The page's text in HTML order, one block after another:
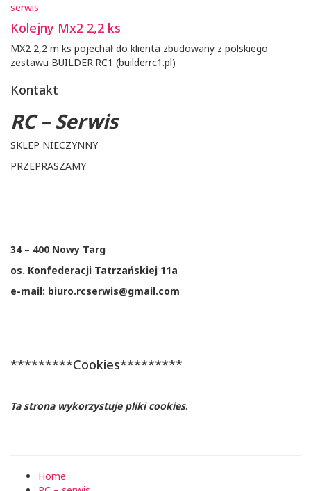
serwis
Kolejny Mx2 2,2 ks
MX2 2,2 m ks pojechał do klienta zbudowany z polskiego
zestawu BUILDER.RC1 (builderrc1.pl)
Kontakt
RC – Serwis
SKLEP NIECZYNNY
PRZEPRASZAMY
34 – 400 Nowy Targ
os. Konfederacji Tatrzańskiej 11a
e-mail: biuro.rcserwis@gmail.com
*********Cookies*********
Ta strona wykorzystuje pliki cookies.
Home